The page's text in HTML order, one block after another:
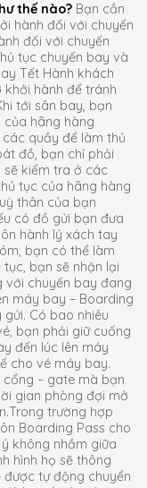
thế nào? Bạn cần
hành đối với chuyến
đối với chuyến
tục chuyến bay và
Tết Hành khách
hành để tránh
tới sân bay, bạn
hãng hàng
quầy để làm thủ
đồ, bạn chỉ phải
sẽ kiểm tra ở các
tục của hãng hàng
thân của bạn
có đồ gửi bạn đưa
hành lý xách tay
bạn có thể làm
bạn sẽ nhận lại
chuyến bay đang
máy bay – Boarding
Có bao nhiêu
bạn phải giữ cuống
đến lúc lên máy
cho vé máy bay.
– gate mà bạn
gian phòng đợi mở
trường hợp
Boarding Pass cho
không nhầm giữa
hình họ sẽ thông
tự động chuyển